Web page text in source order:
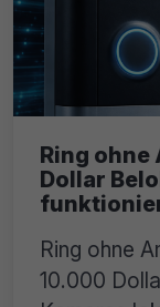
Ring ohne
Dollar
Ring ohne
10.000